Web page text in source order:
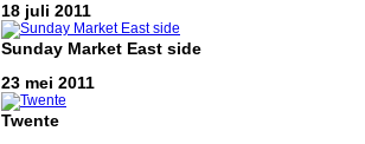
18 juli 2011
Sunday Market East side
23 mei 2011
Twente